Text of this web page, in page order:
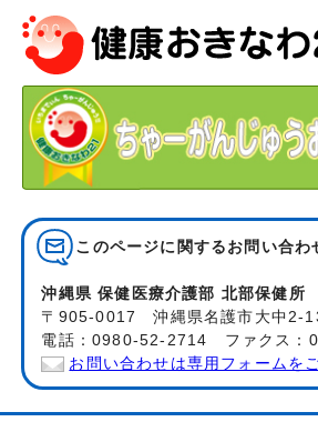
このページに関する お問い合わ
沖縄県 保健医療介護部 北部保健所
〒905-0017 沖縄県名護市大中2-
電話：0980-52-2714 ファクス：
お問い合わせは専用フォームを